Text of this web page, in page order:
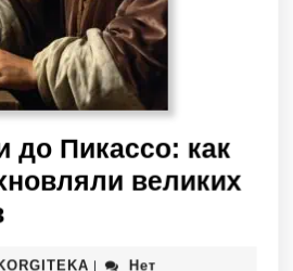
до Пикассо: как
великих
|
Нет